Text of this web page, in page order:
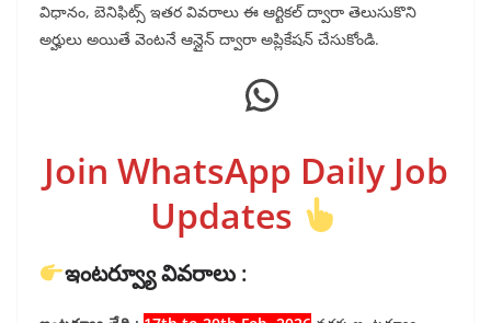
విధానం, బెనిఫిట్స్ ఇతర వివరాలు ఈ ఆర్టికల్ ద్వారా తెలుసుకొని
అర్హులు అయితే వెంటనే ఆన్లైన్ ద్వారా అప్లికేషన్ చేసుకోండి.
WhatsApp
Join WhatsApp Daily Job
Updates
ఇంటర్వ్యూ వివరాలు :